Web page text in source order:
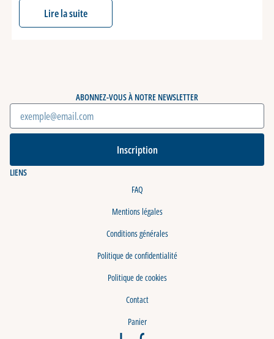
Lire la suite
LIENS
FAQ
Mentions légales
Conditions générales
Politique de confidentialité
Politique de cookies
Contact
Panier
ABONNEZ-VOUS À NOTRE NEWSLETTER
Inscription